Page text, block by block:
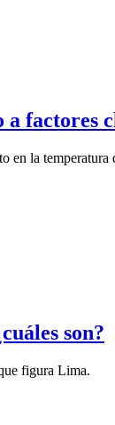
a factores
en la temperatura
son?
figura Lima.